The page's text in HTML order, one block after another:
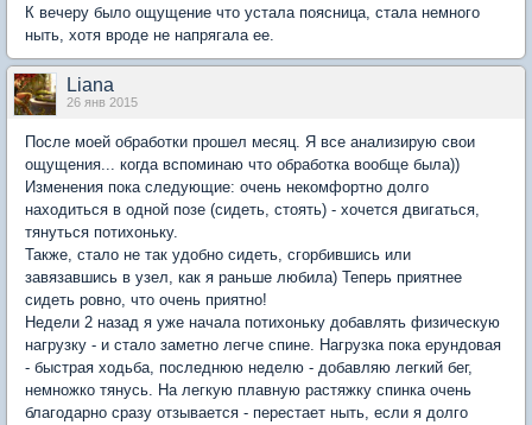
К вечеру было ощущение что устала поясница, стала немного
ныть, хотя вроде не напрягала ее.
Liana
26 янв 2015
После моей обработки прошел месяц. Я все анализирую свои
ощущения... когда вспоминаю что обработка вообще была))
Изменения пока следующие: очень некомфортно долго
находиться в одной позе (сидеть, стоять) - хочется двигаться,
тянуться потихоньку.
Также, стало не так удобно сидеть, сгорбившись или
завязавшись в узел, как я раньше любила) Теперь приятнее
сидеть ровно, что очень приятно!
Недели 2 назад я уже начала потихоньку добавлять физическую
нагрузку - и стало заметно легче спине. Нагрузка пока ерундовая
- быстрая ходьба, последнюю неделю - добавляю легкий бег,
немножко тянусь. На легкую плавную растяжку спинка очень
благодарно сразу отзывается - перестает ныть, если я долго